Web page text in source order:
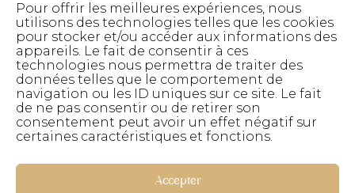
Pour offrir les meilleures expériences, nous
utilisons des technologies telles que les cookies
pour stocker et/ou accéder aux informations des
appareils. Le fait de consentir à ces
technologies nous permettra de traiter des
données telles que le comportement de
navigation ou les ID uniques sur ce site. Le fait
de ne pas consentir ou de retirer son
consentement peut avoir un effet négatif sur
certaines caractéristiques et fonctions.
Accepter
Portrait d’Iris
À propos
Contact
loeil.de.maddie@gmail.com
Studio – 05 53 04 99 64
Centre commercial Intermarché, 130 Av. Georges
Pompidou, 24750 Trélissac
Du mardi au vendredi 9h30 – 12h00 et 14h00 – 18h30